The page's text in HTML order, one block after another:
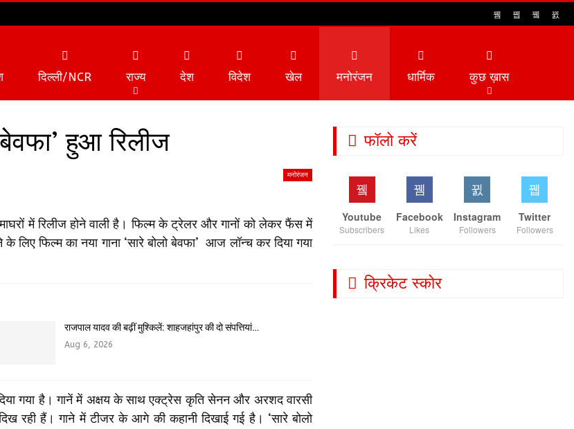
दिल्ली/NCR राज्य देश विदेश खेल मनोरंजन धार्मिक कुछ ख़ास
बेवफा’ हुआ रिलीज
मनोरंजन
में रिलीज होने वाली है। फिल्म के ट्रेलर और गानों को लेकर फैंस में
फिल्म का नया गाना ‘सारे बोलो बेवफा’ आज लॉन्च कर दिया गया
राजपाल यादव की बढ़ीं मुश्किलें: शाहजहांपुर की दो संपत्तियां…
Aug 6, 2026
दिया गया है। गानें में अक्षय के साथ एक्ट्रेस कृति सेनन और अरशद वारसी
रही हैं। गाने में टीजर के आगे की कहानी दिखाई गई है। ‘सारे बोलो
फॉलो करें
Youtube
Subscribers
Facebook
Likes
Instagram
Followers
Twitter
Followers
क्रिकेट स्कोर